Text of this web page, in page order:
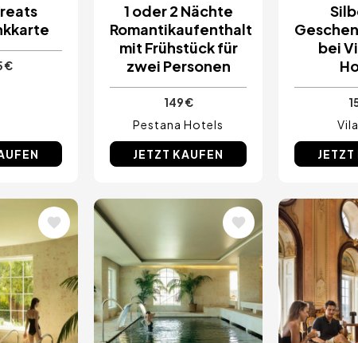
€
1 oder 2 Nächte
Romantikaufenthalt
mit Frühstück für
zwei Personen
149 €
Pestana Hotels
JETZT KAUFEN
bei
JETZT
Bild Bild